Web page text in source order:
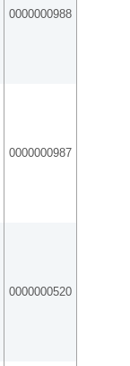
0000000988
0000000987
0000000520